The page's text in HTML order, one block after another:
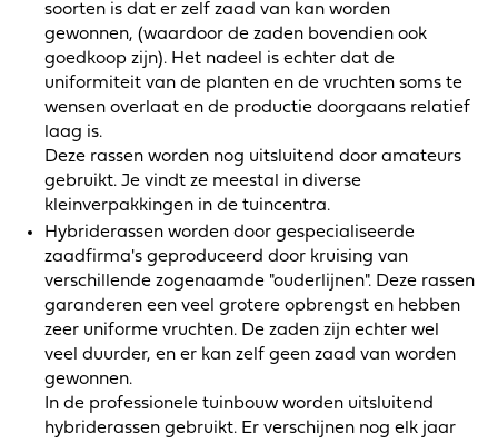
soorten is dat er zelf zaad van kan worden
gewonnen, (waardoor de zaden bovendien ook
goedkoop zijn). Het nadeel is echter dat de
uniformiteit van de planten en de vruchten soms te
wensen overlaat en de productie doorgaans relatief
laag is.
Deze rassen worden nog uitsluitend door amateurs
gebruikt. Je vindt ze meestal in diverse
kleinverpakkingen in de tuincentra.
Hybriderassen worden door gespecialiseerde
zaadfirma's geproduceerd door kruising van
verschillende zogenaamde "ouderlijnen". Deze rassen
garanderen een veel grotere opbrengst en hebben
zeer uniforme vruchten. De zaden zijn echter wel
veel duurder, en er kan zelf geen zaad van worden
gewonnen.
In de professionele tuinbouw worden uitsluitend
hybriderassen gebruikt. Er verschijnen nog elk jaar